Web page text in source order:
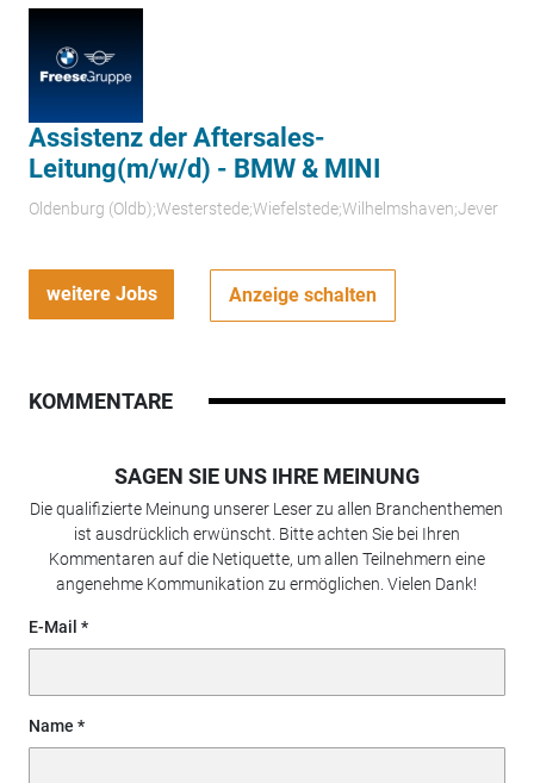
Assistenz der Aftersales-
Leitung(m/w/d) - BMW & MINI
Oldenburg (Oldb);Westerstede;Wiefelstede;Wilhelmshaven;Jever
weitere Jobs Anzeige schalten
KOMMENTARE
SAGEN SIE UNS IHRE MEINUNG
Die qualifizierte Meinung unserer Leser zu allen Branchenthemen
ist ausdrücklich erwünscht. Bitte achten Sie bei Ihren
Kommentaren auf die Netiquette, um allen Teilnehmern eine
angenehme Kommunikation zu ermöglichen. Vielen Dank!
E-Mail
Name